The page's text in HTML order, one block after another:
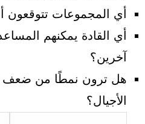
أي المجموعات
أي القادة يمكنهم
آخرين؟
هل ترون نمطًا من ضعف
الأجيال؟